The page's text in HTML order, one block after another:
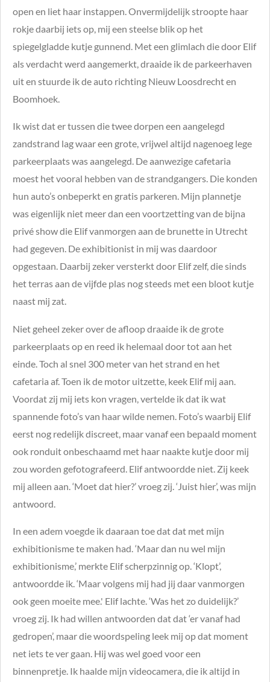
open en liet haar instappen. Onvermijdelijk stroopte haar
rokje daarbij iets op, mij een steelse blik op het
spiegelgladde kutje gunnend. Met een glimlach die door Elif
als verdacht werd aangemerkt, draaide ik de parkeerhaven
uit en stuurde ik de auto richting Nieuw Loosdrecht en
Boomhoek.
Ik wist dat er tussen die twee dorpen een aangelegd
zandstrand lag waar een grote, vrijwel altijd nagenoeg lege
parkeerplaats was aangelegd. De aanwezige cafetaria
moest het vooral hebben van de strandgangers. Die konden
hun auto’s onbeperkt en gratis parkeren. Mijn plannetje
was eigenlijk niet meer dan een voortzetting van de bijna
privé show die Elif vanmorgen aan de brunette in Utrecht
had gegeven. De exhibitionist in mij was daardoor
opgestaan. Daarbij zeker versterkt door Elif zelf, die sinds
het terras aan de vijfde plas nog steeds met een bloot kutje
naast mij zat.
Niet geheel zeker over de afloop draaide ik de grote
parkeerplaats op en reed ik helemaal door tot aan het
einde. Toch al snel 300 meter van het strand en het
cafetaria af. Toen ik de motor uitzette, keek Elif mij aan.
Voordat zij mij iets kon vragen, vertelde ik dat ik wat
spannende foto’s van haar wilde nemen. Foto’s waarbij Elif
eerst nog redelijk discreet, maar vanaf een bepaald moment
ook ronduit onbeschaamd met haar naakte kutje door mij
zou worden gefotografeerd. Elif antwoordde niet. Zij keek
mij alleen aan. ‘Moet dat hier?’ vroeg zij. ‘Juist hier’, was mijn
antwoord.
In een adem voegde ik daaraan toe dat dat met mijn
exhibitionisme te maken had. ‘Maar dan nu wel mijn
exhibitionisme,’ merkte Elif scherpzinnig op. ‘Klopt’,
antwoordde ik. ‘Maar volgens mij had jij daar vanmorgen
ook geen moeite mee.' Elif lachte. ‘Was het zo duidelijk?’
vroeg zij. Ik had willen antwoorden dat dat ‘er vanaf had
gedropen’, maar die woordspeling leek mij op dat moment
net iets te ver gaan. Hij was wel goed voor een
binnenpretje. Ik haalde mijn videocamera, die ik altijd in